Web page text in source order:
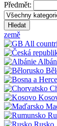
Předmět:
Hledat
země
All
Rusko